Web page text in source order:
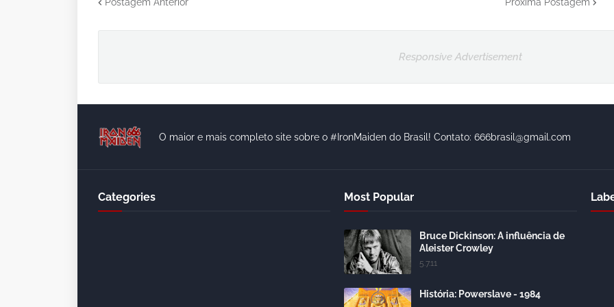
Responsive Advertisement
O maior e mais completo site sobre o #IronMaiden do Brasil! Contato: 666brasil@gmail.com
Categories Most Popular
Bruce Dickinson: A influência de
Aleister Crowley
5.7.11
História: Powerslave - 1984